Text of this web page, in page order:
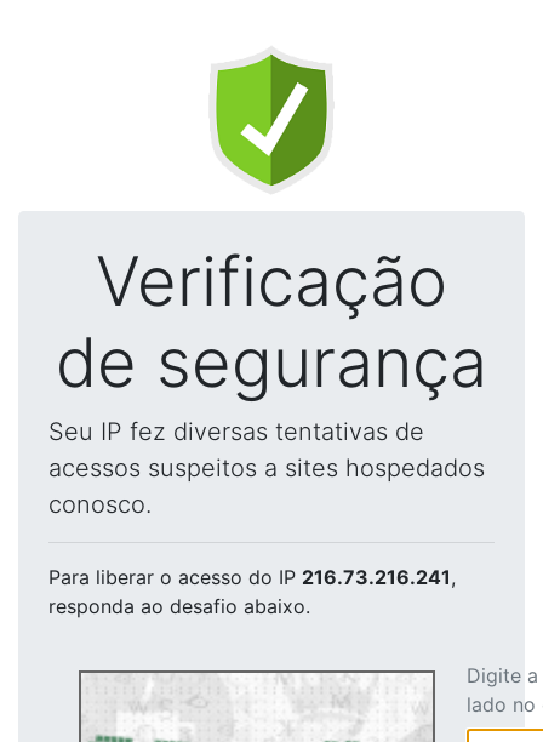
Verificação
de segurança
Seu IP fez diversas tentativas de
acessos suspeitos a sites hospedados
conosco.
Para liberar o acesso do IP 216.73.216.241,
responda ao desafio abaixo.
Digite
lado no